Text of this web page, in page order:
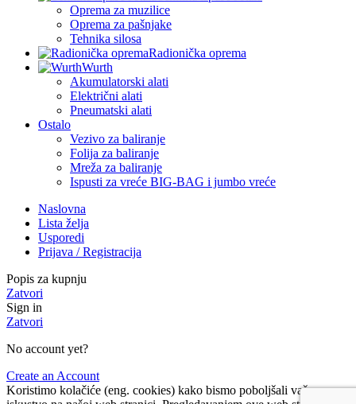
Oprema za muzilice
Oprema za pašnjake
Tehnika silosa
Radionička oprema
Wurth
Akumulatorski alati
Električni alati
Pneumatski alati
Ostalo
Vezivo za baliranje
Folija za baliranje
Mreža za baliranje
Ispusti za vreće BIG-BAG i jumbo vreće
Naslovna
Lista želja
Usporedi
Prijava / Registracija
Popis za kupnju
Zatvori
Sign in
Zatvori
No account yet?
Create an Account
Koristimo kolačiće (eng. cookies) kako bismo poboljšali vaše